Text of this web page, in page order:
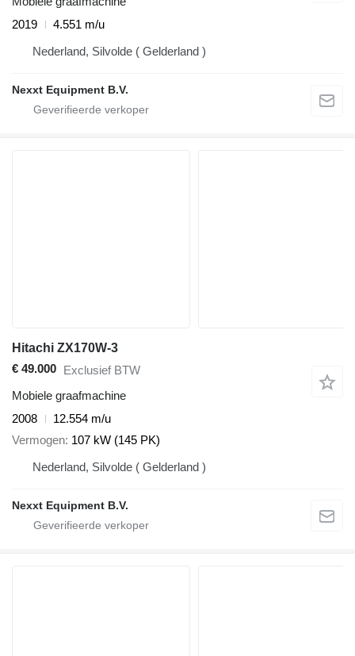
2019
4.551 m/u
Nederland, Silvolde ( Gelderland )
Nexxt Equipment B.V.
Hitachi ZX170W-3
€ 49.000 Exclusief BTW
Mobiele graafmachine
2008
12.554 m/u
Vermogen 107 kW (145 PK)
Nederland, Silvolde ( Gelderland )
Nexxt Equipment B.V.